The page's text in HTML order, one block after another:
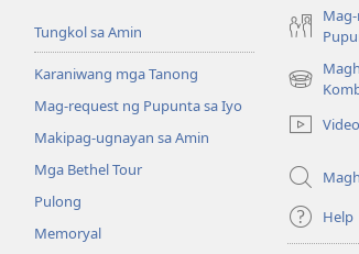
Tungkol sa Amin
Karaniwang mga Tanong
Mag-request ng Pupunta sa Iyo
Makipag-ugnayan sa Amin
Mga Bethel Tour
Pulong
Memoryal
(may
na
window)
Video
Help